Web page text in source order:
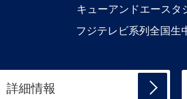
キューアンドエースタ
フジテレビ系列全国生
詳細情報